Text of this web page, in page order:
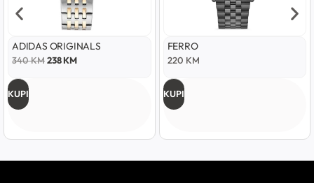
ADIDAS ORIGINALS
340KM238KM
KUPI
FERRO
220 KM
KUPI